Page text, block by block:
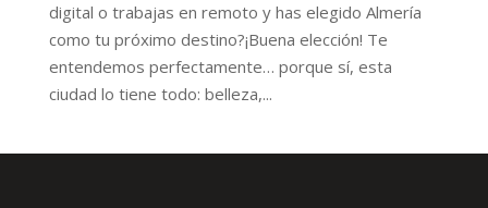
digital o trabajas en remoto y has elegido Almería
como tu próximo destino?¡Buena elección! Te
entendemos perfectamente… porque sí, esta
ciudad lo tiene todo: belleza,...